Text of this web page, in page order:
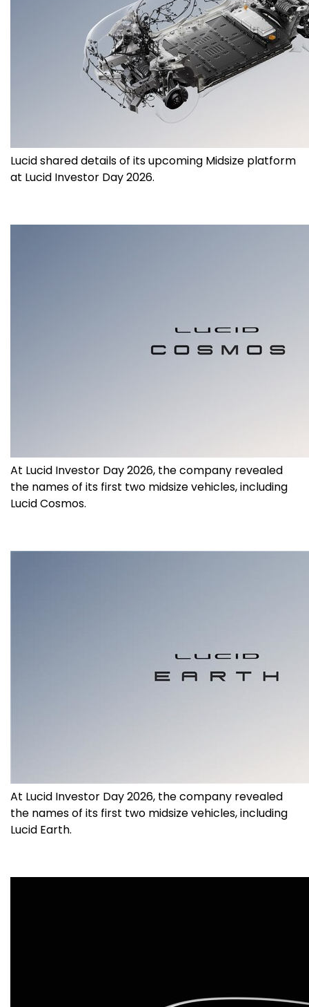
Lucid shared details of its upcoming Midsize platform
at Lucid Investor Day 2026.
At Lucid Investor Day 2026, the company revealed
the names of its first two midsize vehicles, including
Lucid Cosmos.
At Lucid Investor Day 2026, the company revealed
the names of its first two midsize vehicles, including
Lucid Earth.